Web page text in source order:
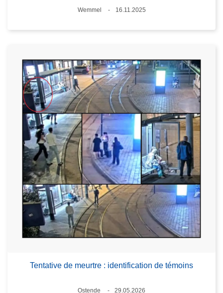
Standort
Wemmel
16.11.2025
Tentative de meurtre : identification de témoins
Standort
Ostende
29.05.2026